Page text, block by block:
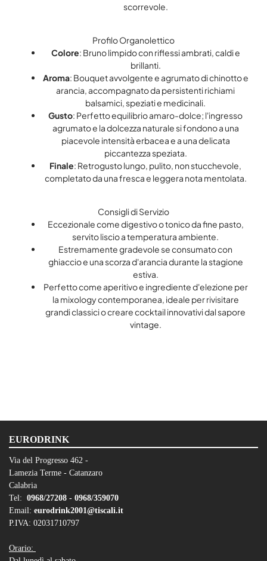
scorrevole.
Profilo Organolettico
Colore: Bruno limpido con riflessi ambrati, caldi e
brillanti.
Aroma: Bouquet avvolgente e agrumato di chinotto e
arancia, accompagnato da persistenti richiami
balsamici, speziati e medicinali.
Gusto: Perfetto equilibrio amaro-dolce; l'ingresso
agrumato e la dolcezza naturale si fondono a una
piacevole intensità erbacea e a una delicata
piccantezza speziata.
Finale: Retrogusto lungo, pulito, non stucchevole,
completato da una fresca e leggera nota mentolata.
Consigli di Servizio
Eccezionale come digestivo o tonico da fine pasto,
servito liscio a temperatura ambiente.
Estremamente gradevole se consumato con
ghiaccio e una scorza d'arancia durante la stagione
estiva.
Perfetto come aperitivo e ingrediente d'elezione per
la mixology contemporanea, ideale per rivisitare
grandi classici o creare cocktail innovativi dal sapore
vintage.
EURODRINK
Via del Progresso 462 -
Lamezia Terme - Catanzaro
Calabria
Tel: 0968/27208 - 0968/359070
Email: eurodrink2001@tiscali.it
P.IVA: 02031710797
Orario: